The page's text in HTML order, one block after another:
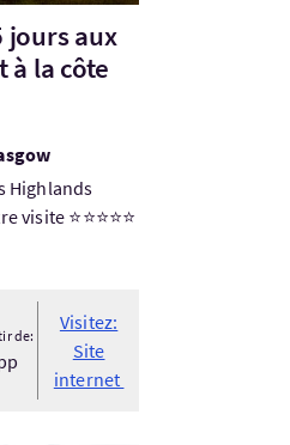
jours aux
à la côte
Highlands
visite ⭐⭐⭐⭐⭐
de:
Visitez:
Site
internet